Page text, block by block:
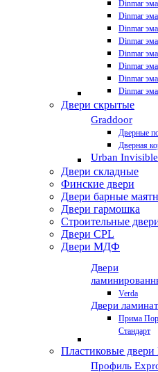
Dinmar
Dinmar
Dinmar
Dinmar
Dinmar
Dinmar
Dinmar
Dinmar
Двери скрытые
Graddoor
Дверные
Дверная
Urban Invisible
Двери складные
Финские двери
Двери барные
Двери гармошка
Строительные
Двери CРL
Двери МДФ
Двери
Verda
Двери
Прима
Стандарт
Пластиковые
Профиль